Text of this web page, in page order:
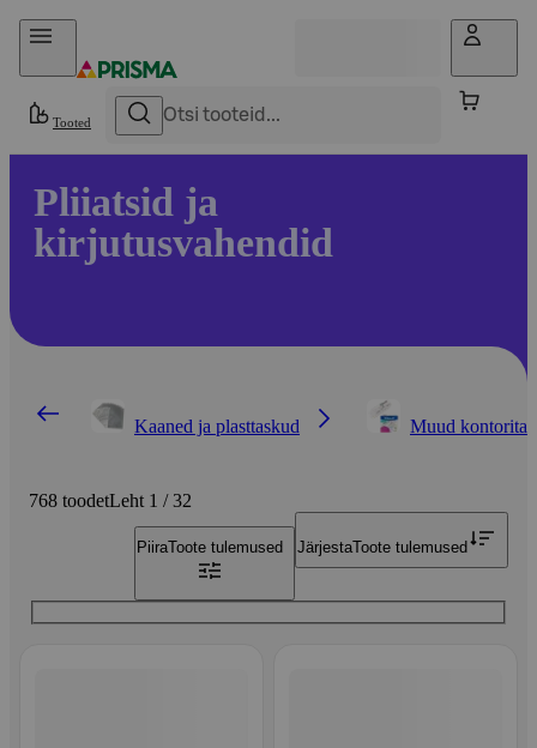
Otse sisu juurde
Tooted
Pliiatsid ja
kirjutusvahendid
Kaaned ja plasttaskud Muud
768 toodetLeht 1 / 32
PiiraToote tulemused JärjestaToote tulemused